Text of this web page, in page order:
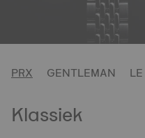
PRX GENTLEMAN
Klassiek